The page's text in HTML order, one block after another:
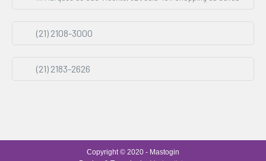
(21) 2108-3000
(21) 2183-2626
Copyright © 2020 - Mastogin